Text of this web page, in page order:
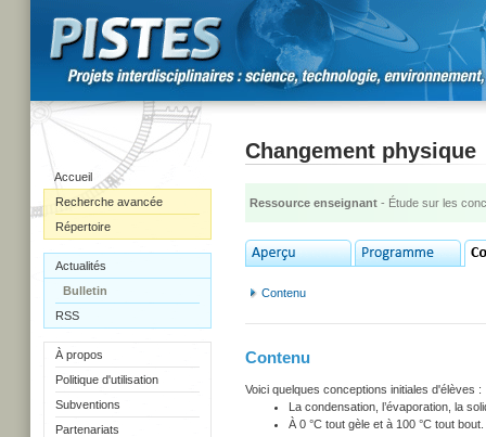
Accueil
Recherche avancée
Répertoire
Actualités
Bulletin
RSS
À propos
Politique d'utilisation
Subventions
Partenariats
Changement physique
Ressource enseignant - Étude sur les
Contenu
Contenu
Voici quelques conceptions initiales d'élèves :
La condensation, l’évaporation, la
À 0 °C tout gèle et à 100 °C tout bout.